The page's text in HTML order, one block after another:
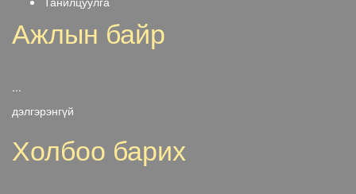
Ажлын байр
...
дэлгэрэнгүй
Холбоо барих